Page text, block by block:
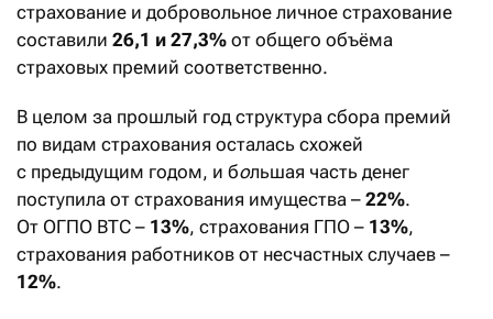
страхование и добровольное личное страхование
составили 26,1 и 27,3% от общего объёма
страховых премий соответственно.
В целом за прошлый год структура сбора премий
по видам страхования осталась схожей
с предыдущим годом, и большая часть денег
поступила от страхования имущества – 22%.
От ОГПО ВТС – 13%, страхования ГПО – 13%,
страхования работников от несчастных случаев –
12%.